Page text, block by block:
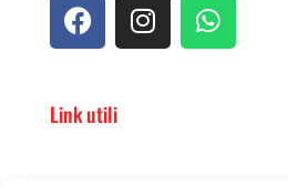
Link utili